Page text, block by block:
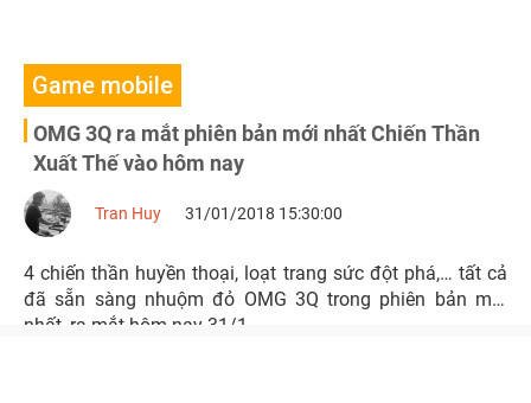
Game mobile
OMG 3Q ra mắt phiên bản mới nhất Chiến Thần
Xuất Thế vào hôm nay
Tran Huy 31/01/2018 15:30:00
4 chiến thần huyền thoại, loạt trang sức đột phá,… tất cả
đã sẵn sàng nhuộm đỏ OMG 3Q trong phiên bản mới
nhất, ra mắt hôm nay 31/1 .